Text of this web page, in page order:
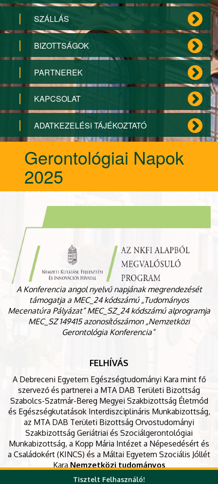
SZÁLLÁS
BIZOTTSÁGOK
PARTNEREK
KAPCSOLAT
ADATKEZELÉSI TÁJÉKOZTATÓ
Gerontológiai Napok
2025
A Konferencia angol nyelvű napjának megrendezését
támogatja a MEC_24 kódszámú „Tudományos
Mecenatúra Pályázat” MEC_SZ_24 kódszámú alprogramja
MEC_SZ 149415 azonosítószámon „Nemzetközi
Gerontológia Konferencia”
FELHÍVÁS
A Debreceni Egyetem Egészségtudományi Kara mint fő
szervező és partnerei a MTA DAB Területi Bizottság
Szabolcs-Szatmár-Bereg Megyei Szakbizottság Életmód
és Egészségkutatások Interdiszciplináris Munkabizottság,
az MTA DAB Területi Bizottság Orvostudományi
Szakbizottság Geriátriai és Szociálgerontológiai
Munkabizottság, a Kopp Mária Intézet a Népesedésért és
a Családokért (KINCS) és a Máltai Egyetem Szociális Jóllét
Kara Nemzetközi tudományos
rendez 2025. október 15-16-17-én.
Tisztelt Felhasználó!